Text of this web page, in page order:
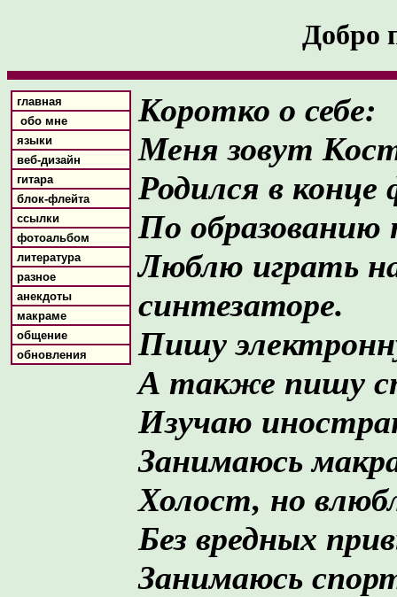
Добро
главная
обо мне
языки
веб-дизайн
гитара
блок-флейта
ссылки
фотоальбом
литература
разное
анекдоты
макраме
общение
обновления
Коротко о себе:
Меня зовут
Родился в конце
По образованию
Люблю играть
синтезаторе.
Пишу
А также пишу
Изучаю
Занимаюсь
Холост, но
Без вредных
Занимаюсь